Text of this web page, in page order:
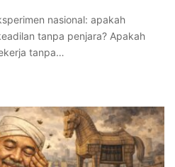
nasional: apakah
tanpa penjara? Apakah
tanpa…